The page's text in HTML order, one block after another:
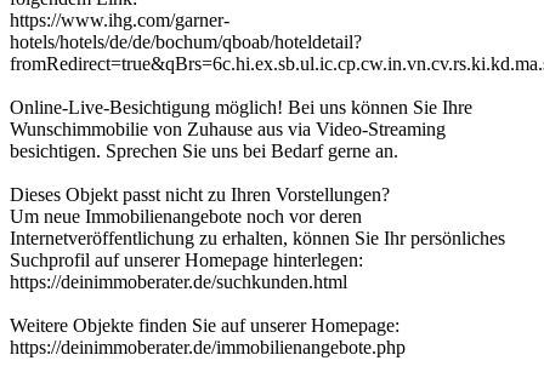
https://www.ihg.com/garner-
hotels/hotels/de/de/bochum/qboab/hoteldetail?
Online-Live-Besichtigung möglich! Bei uns können Sie Ihre
Wunschimmobilie von Zuhause aus via Video-Streaming
besichtigen. Sprechen Sie uns bei Bedarf gerne an.
Dieses Objekt passt nicht zu Ihren Vorstellungen?
Um neue Immobilienangebote noch vor deren
Internetveröffentlichung zu erhalten, können Sie Ihr persönliches
Suchprofil auf unserer Homepage hinterlegen:
https://deinimmoberater.de/suchkunden.html
Weitere Objekte finden Sie auf unserer Homepage:
https://deinimmoberater.de/immobilienangebote.php